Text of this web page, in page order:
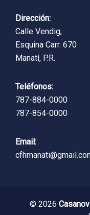
Dirección:
Calle Vendig,
Esquina Carr. 670
Manatí, P.R.
Teléfonos:
787-884-0000
787-854-0000
Email:
© 2026